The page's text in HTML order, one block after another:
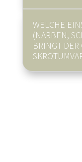
WELCHE
(NARBEN,
BRINGT DER